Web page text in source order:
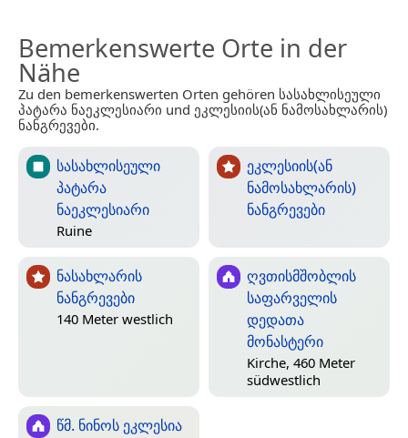
Bemerkenswerte Orte in der
Nähe
Zu den bemerkenswerten Orten gehören სასახლისეული
პატარა ნაეკლესიარი und ეკლესიის(ან ნამოსახლარის)
ნანგრევები.
სასახლისეული
პატარა
ნაეკლესიარი
Ruine
ეკლესიის(ან
ნამოსახლარის)
ნანგრევები
ნასახლარის
ნანგრევები
140 Meter westlich
ღვთისმშობლის
საფარველის
დედათა
მონასტერი
Kirche, 460 Meter
südwestlich
წმ. ნინოს ეკლესია